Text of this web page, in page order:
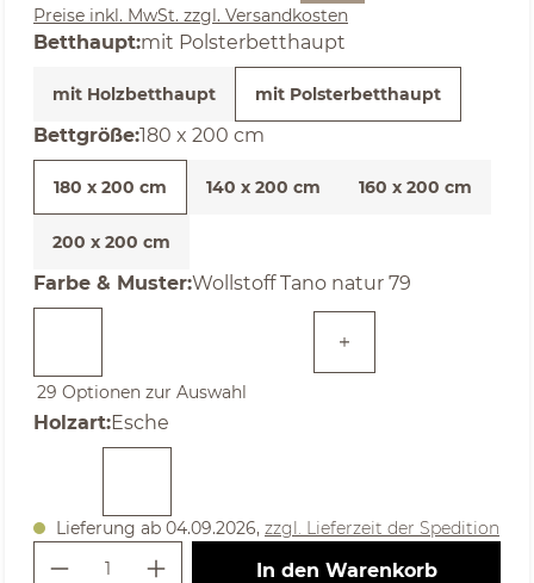
Preise inkl. MwSt. zzgl. Versandkosten
Betthaupt:mit Polsterbetthaupt
mit Holzbetthaupt mit Polsterbetthaupt
Bettgrößeauswählen
:180 x 200 cm
180 x 200 cm 140 x 200 cm 160 x 200 cm
200 x 200 cm
Farbe & Musterauswählen
:Wollstoff Tano natur 79
29 Optionen zur Auswahl
Holzartauswählen
:Esche
Lieferung ab 04.09.2026, zzgl. Lieferzeit der Spedition
Produkt Anzahl: Gib den
In den Warenkorb